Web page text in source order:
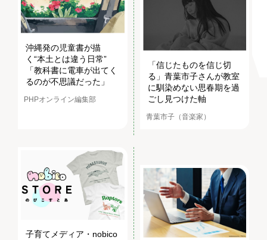
沖縄発の児童書が描
く“本土とは違う日常”
「教科書に電車が出てく
るのが不思議だった」
PHPオンライン編集部
「信じたものを信じ切
る」青葉市子さんが教室
に馴染めない思春期を過
ごし見つけた軸
青葉市子（音楽家）
子育てメディア・nobico